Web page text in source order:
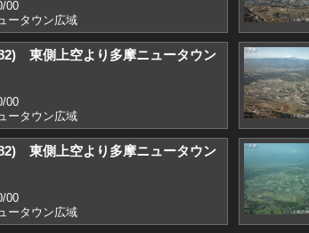
00
ータウン広域
東側上空より多摩ニュータウン
00
ータウン広域
東側上空より多摩ニュータウン
00
ータウン広域